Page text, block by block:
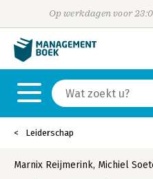
Op werkdagen voor
Leiderschap
Marnix Reijmerink, Michiel